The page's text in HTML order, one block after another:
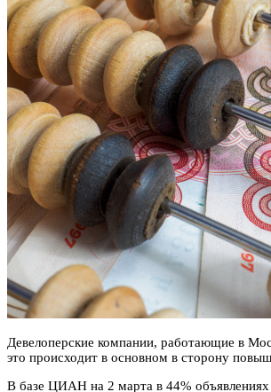
Девелоперские компании, работающие в
это происходит в основном в сторону
В базе ЦИАН на 2 марта в 44%